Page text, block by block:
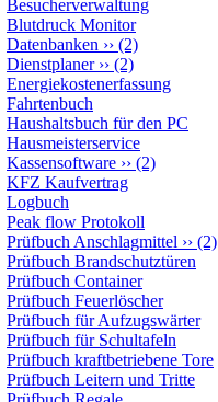
Besucherverwaltung
Blutdruck Monitor
Datenbanken ›› (2)
Dienstplaner›› (2)
Energiekostenerfassung
Fahrtenbuch
Haushaltsbuch für den PC
Hausmeisterservice
Kassensoftware ›› (2)
KFZ Kaufvertrag
Logbuch
Peak flow Protokoll
Prüfbuch Anschlagmittel ›› (2)
Prüfbuch Brandschutztüren
Prüfbuch Container
Prüfbuch Feuerlöscher
Prüfbuch für Aufzugswärter
Prüfbuch für Schultafeln
Prüfbuch kraftbetriebene Tore
Prüfbuch Leitern und Tritte